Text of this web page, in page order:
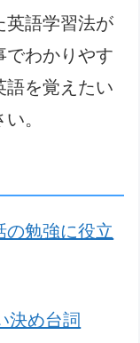
英語学習法が
でわかりやす
語を覚えたい
。
の勉強に役立
決め台詞